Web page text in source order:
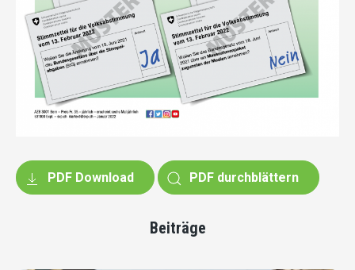
PDF Download PDF durchblättern
Beiträge